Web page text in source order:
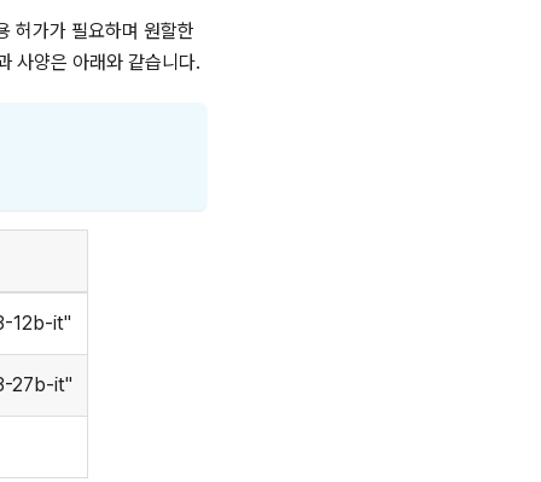
허가가 필요하며 원할한
사양은 아래와 같습니다.
12b-it"
27b-it"